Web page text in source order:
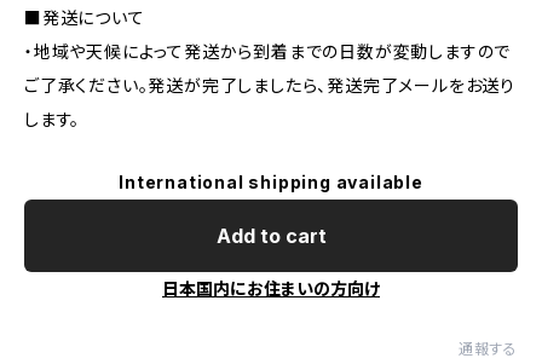
■発送について
・地域や天候によって発送から到着までの日数が変動しますので
ご了承ください。発送が完了しましたら、発送完了メールをお送り
します。
International shipping available
Add to cart
日本国内にお住まいの方向け
通報する